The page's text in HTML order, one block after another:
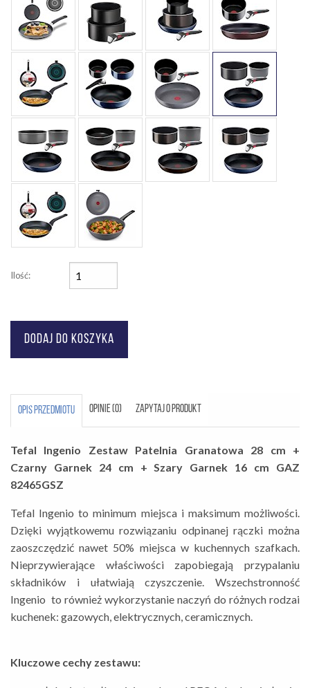
Ilość:
OPIS PRZEDMIOTU OPINIE (0) ZAPYTAJ O PRODUKT
Tefal Ingenio Zestaw Patelnia Granatowa 28 cm +
Czarny Garnek 24 cm + Szary Garnek 16 cm GAZ
82465GSZ
Tefal Ingenio to minimum miejsca i maksimum możliwości.
Dzięki wyjątkowemu rozwiązaniu odpinanej rączki można
zaoszczędzić nawet 50% miejsca w kuchennych szafkach.
Nieprzywierające właściwości zapobiegają przypalaniu
składników i ułatwiają czyszczenie. Wszechstronność
Ingenio to również wykorzystanie naczyń do różnych rodzai
kuchenek: gazowych, elektrycznych, ceramicznych.
Kluczowe cechy zestawu: